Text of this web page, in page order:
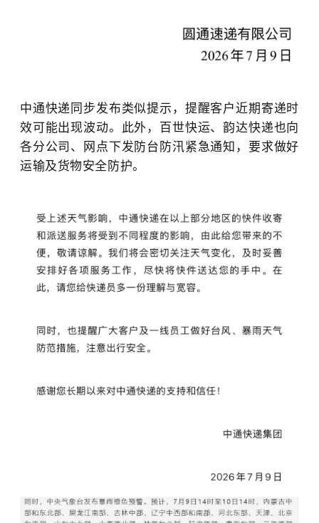
中通快递 同步发布类似提示，提醒客户近期寄递时
效可能出现波动。此外， 百世快运、韵达快递也向
各分公司、网点下发防台防汛紧急通知，要求做好
运输及货物安全防护。